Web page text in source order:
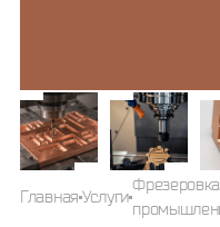
Главная Услуги